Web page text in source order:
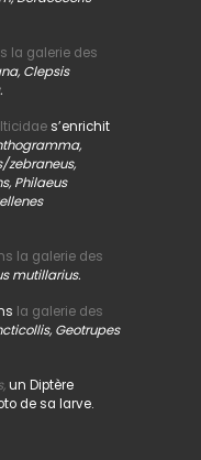
la galerie des
Clepsis
s’enrichit
zebraneus,
Philaeus
la galerie des
mutillarius.
la galerie des
Geotrupes
un Diptère
de sa larve.